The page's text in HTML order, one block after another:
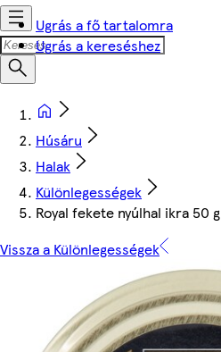
Ugrás a fő tartalomra
Ugrás a kereséshez
Húsáru
Halak
Különlegességek
Royal fekete nyúlhal ikra 50 g
Vissza a Különlegességek